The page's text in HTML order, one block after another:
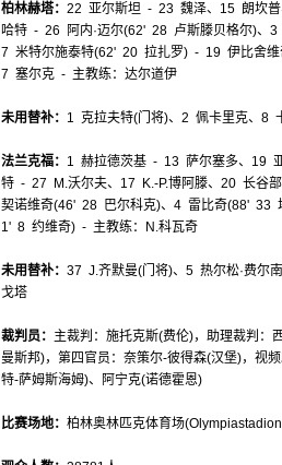
柏林赫塔： 22 亚尔斯坦 - 23 魏泽、15 朗坎
哈特 - 26 阿内·迈尔(62' 28 卢斯滕贝格尔)、
7 米特尔施泰特(62' 20 拉扎罗) - 19 伊比舍
7 塞尔克 - 主教练：达尔道伊
未用替补： 1 克拉夫特(门将)、2 佩卡里克、8
法兰克福： 1 赫拉德茨基 - 13 萨尔塞多、19
特 - 27 M.沃尔夫、17 K.-P.博阿滕、20 长谷
契诺维奇(46' 28 巴尔科克)、4 雷比奇(88' 33
1' 8 约维奇) - 主教练：N.科瓦奇
未用替补： 37 J.齐默曼(门将)、5 热尔松·费尔
戈塔
裁判员： 主裁判：施托克斯(费伦)，助理裁判：
曼斯邦)，第四官员：奈策尔-彼得森(汉堡)，视
特-萨姆斯海姆)、阿宁克(诺德霍恩)
比赛场地： 柏林奥林匹克体育场